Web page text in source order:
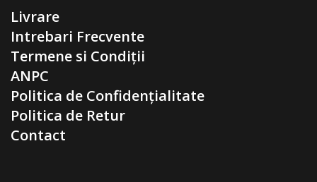
Livrare
Intrebari Frecvente
Termene si Condiții
ANPC
Politica de Confidențialitate
Politica de Retur
Contact